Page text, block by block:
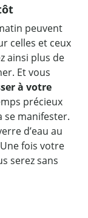
peuvent
celles et ceux
ainsi plus de
Et vous
à votre
précieux
manifester.
d’eau au
fois votre
serez sans